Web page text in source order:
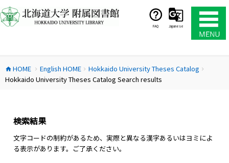
ン
テ
ス
キ
FAQ Japanese
home HOME chevron_right English HOMEchevron_right Hokkaido University Theses Catalog chevron_right
Hokkaido University Theses Catalog Search results
検索結果
文字コードの制約があるため、実際と異なる漢字あるいはヨミによ
る表示があります。ご了承ください。